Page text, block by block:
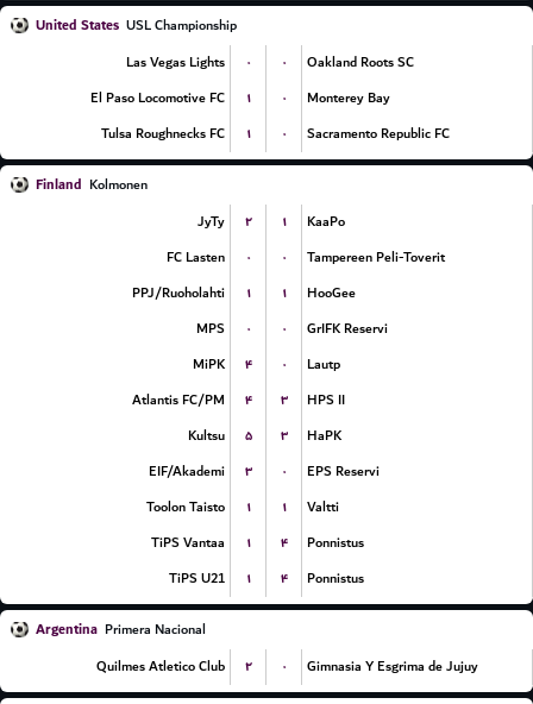
United States USL Championship
Las Vegas Lights
۰ ۰
Oakland Roots SC
El Paso Locomotive FC
۱ ۰
Monterey Bay
Tulsa Roughnecks FC
۱ ۰ Sacramento Republic FC
Finland Kolmonen
JyTy
۲ ۱
KaaPo
FC Lasten
۰ ۰
Tampereen Peli-Toverit
PPJ/Ruoholahti
۱ ۱
HooGee
MPS
۰ ۰
GrIFK Reservi
MiPK
۴ ۰
Lautp
Atlantis FC/PM
۴ ۳
HPS II
Kultsu
۵ ۳
HaPK
EIF/Akademi
۳ ۰
EPS Reservi
Toolon Taisto
۱ ۱
Valtti
TiPS Vantaa
۱ ۴
Ponnistus
TiPS U21
۱ ۴ Ponnistus
Argentina Primera Nacional
Quilmes Atletico Club
۲ ۰ Gimnasia Y Esgrima de Jujuy